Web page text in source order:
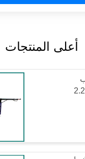
أعلى المنتجات